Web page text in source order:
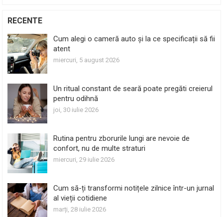
RECENTE
Cum alegi o cameră auto și la ce specificații să fii
atent
miercuri, 5 august 2026
Un ritual constant de seară poate pregăti creierul
pentru odihnă
joi, 30 iulie 2026
Rutina pentru zborurile lungi are nevoie de
confort, nu de multe straturi
miercuri, 29 iulie 2026
Cum să-ți transformi notițele zilnice într-un jurnal
al vieții cotidiene
marți, 28 iulie 2026